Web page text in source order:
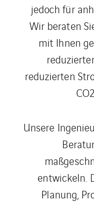
jedoch für
Wir beraten
mit Ihnen
reduzierten
Unsere
entwickeln.
Planung,